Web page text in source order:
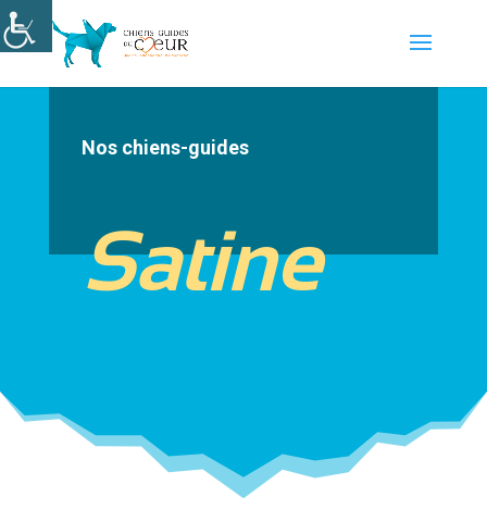
Nos chiens-guides
Satine